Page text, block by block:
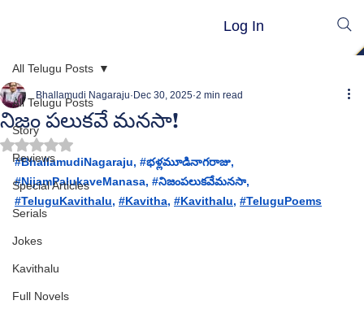
Log In
All Telugu Posts
Story
Reviews
Special Articles
Serials
Jokes
Kavithalu
Full Novels
All Telugu Posts
నిజం పలుకవే మనసా!
Bhallamudi Nagaraju Dec 30, 2025 2 min read
Rated NaN out of 5 stars.
#BhallamudiNagaraju, #భళ్లమూడినాగరాజు,
#NijamPalukaveManasa, #నిజంపలుకవేమనసా,
#TeluguKavithalu, #Kavitha, #Kavithalu, #TeluguPoems